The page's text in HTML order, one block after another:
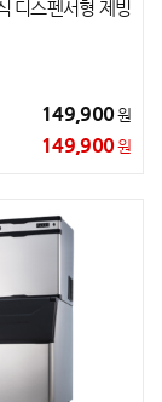
디스펜서형 제빙
149,900원
149,900원